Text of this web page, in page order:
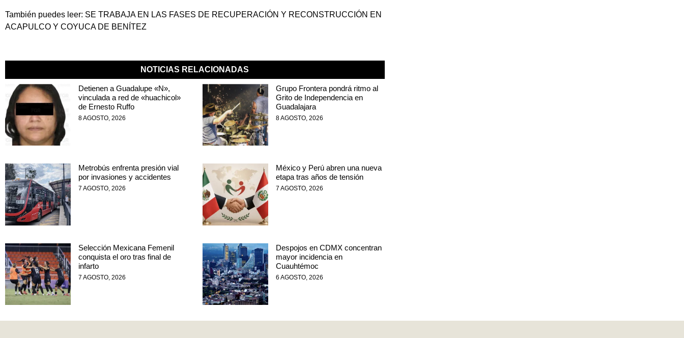
También puedes leer: SE TRABAJA EN LAS FASES DE RECUPERACIÓN Y RECONSTRUCCIÓN EN
ACAPULCO Y COYUCA DE BENÍTEZ
NOTICIAS RELACIONADAS
Detienen a Guadalupe «N»,
vinculada a red de «huachicol»
de Ernesto Ruffo
8 AGOSTO, 2026
Grupo Frontera pondrá ritmo al
Grito de Independencia en
Guadalajara
8 AGOSTO, 2026
Metrobús enfrenta presión vial
por invasiones y accidentes
7 AGOSTO, 2026
México y Perú abren una nueva
etapa tras años de tensión
7 AGOSTO, 2026
Selección Mexicana Femenil
conquista el oro tras final de
infarto
7 AGOSTO, 2026
Despojos en CDMX concentran
mayor incidencia en
Cuauhtémoc
6 AGOSTO, 2026